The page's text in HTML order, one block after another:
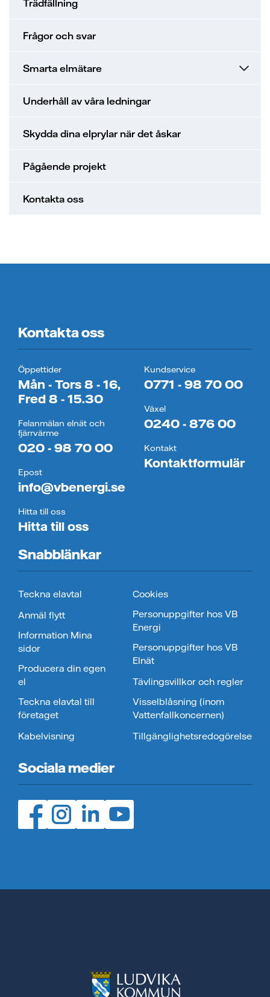
Trädfällning
Frågor och svar
Smarta elmätare
Underhåll av våra ledningar
Skydda dina elprylar när det åskar
Pågående projekt
Kontakta oss
Kontakta oss
Öppettider
Mån - Tors 8 - 16,
Fred 8 - 15.30
Felanmälan elnät och
fjärrvärme
020 - 98 70 00
Epost
info@vbenergi.se
Hitta till oss
Hitta till oss
Kundservice
0771 - 98 70 00
Växel
0240 - 876 00
Kontakt
Kontaktformulär
Snabblänkar
Teckna elavtal
Anmäl flytt
Information Mina
sidor
Producera din egen
el
Teckna elavtal till
företaget
Kabelvisning
Cookies
Personuppgifter hos VB
Energi
Personuppgifter hos VB
Elnät
Tävlingsvillkor och regler
Visselblåsning (inom
Vattenfallkoncernen)
Tillgänglighetsredogörelse
Sociala medier
Facebook (öppnas i ny flik)
Instagram (öppnas i ny flik)
LinedIn (öppnas i ny flik)